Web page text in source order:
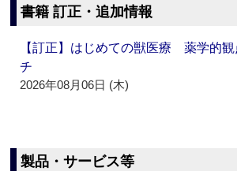
書籍 訂正・追加情報
【訂正】はじめての獣医療 薬学的
チ
2026年08月06日 (木)
製品・サービス等